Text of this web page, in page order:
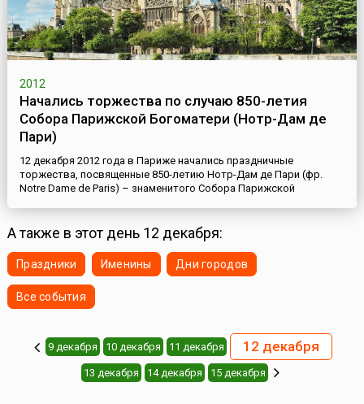
2012
Начались торжества по случаю 850-летия
Собора Парижской Богоматери (Нотр-Дам де
Пари)
12 декабря 2012 года в Париже начались праздничные
торжества, посвященные 850-летию Нотр-Дам де Пари (фр.
Notre Dame de Paris) – знаменитого Собора Парижской
данного празднования прошло немало религиозных и
культурных мероприятий (это богослужения, концерты,
выставки, фестивали, науч...
А также в этот день 12 декабря:
Праздники Именины Дни городов
Все события
9 декабря 10 декабря 11 декабря 12 декабря
13 декабря 14 декабря 15 декабря